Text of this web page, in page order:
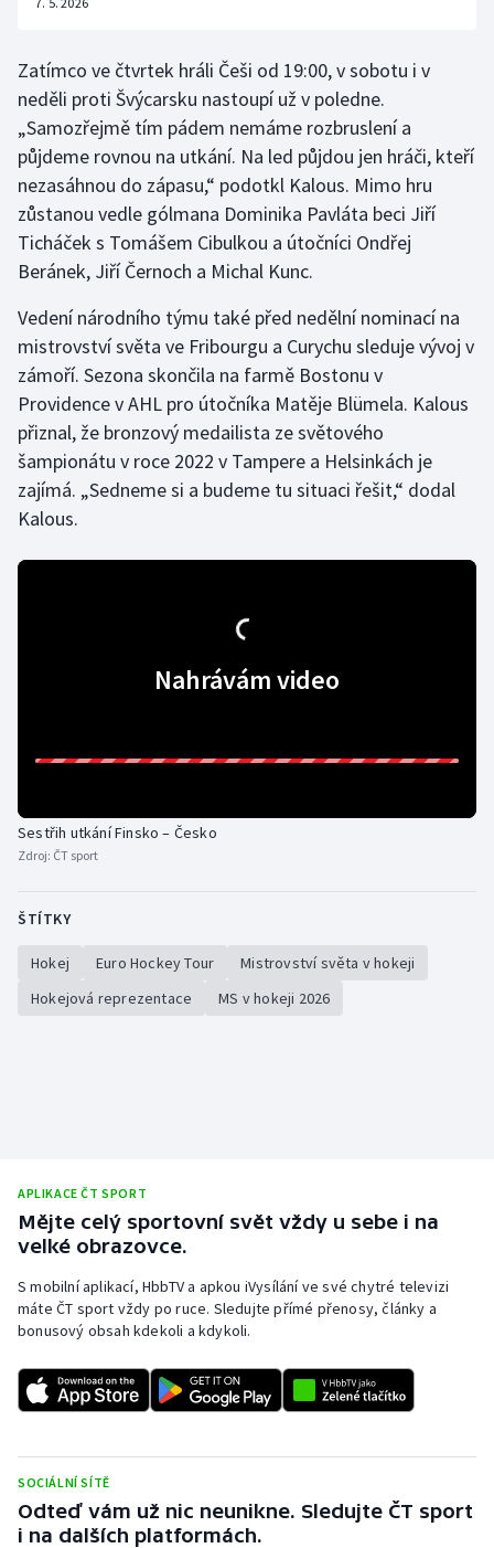
Zatímco ve čtvrtek hráli Češi od 19:00, v sobotu i v
neděli proti Švýcarsku nastoupí už v poledne.
„Samozřejmě tím pádem nemáme rozbruslení a
půjdeme rovnou na utkání. Na led půjdou jen hráči, kteří
nezasáhnou do zápasu,“ podotkl Kalous. Mimo hru
zůstanou vedle gólmana Dominika Pavláta beci Jiří
Ticháček s Tomášem Cibulkou a útočníci Ondřej
Beránek, Jiří Černoch a Michal Kunc.
Vedení národního týmu také před nedělní nominací na
mistrovství světa ve Fribourgu a Curychu sleduje vývoj v
zámoří. Sezona skončila na farmě Bostonu v
Providence v AHL pro útočníka Matěje Blümela. Kalous
přiznal, že bronzový medailista ze světového
šampionátu v roce 2022 v Tampere a Helsinkách je
zajímá. „Sedneme si a budeme tu situaci řešit,“ dodal
Kalous.
Nahrávám video
Sestřih utkání Finsko – Česko
Zdroj: ČT sport
ŠTÍTKY
Hokej Euro Hockey Tour
Mistrovství světa v hokeji
Hokejová reprezentace
MS v hokeji 2026
APLIKACE ČT SPORT
Mějte celý sportovní svět vždy u sebe i na
velké obrazovce.
S mobilní aplikací, HbbTV a apkou iVysílání ve své chytré televizi
máte ČT sport vždy po ruce. Sledujte přímé přenosy, články a
bonusový obsah kdekoli a kdykoli.
SOCIÁLNÍ SÍTĚ
Odteď vám už nic neunikne. Sledujte ČT sport
i na dalších platformách.